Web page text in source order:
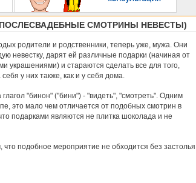
СМОТРИНЫ НЕВЕСТЫ)
родители и родственники, теперь уже, мужа. Они
невестку, дарят ей различные подарки (начиная от
украшениями) и стараются сделать все для того,
у них также, как и у себя дома.
"бинон" ("бини") - "видеть", "смотреть". Одним
это мало чем отличается от подобных смотрин в
подарками являются не плитка шоколада и не
подобное мероприятие не обходится без застолья